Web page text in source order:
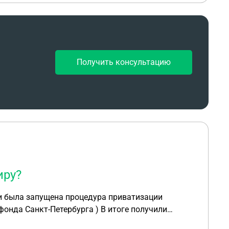
Получить консультацию
Санкт-Петербурга ) В итоге получили
: Возникло ли право